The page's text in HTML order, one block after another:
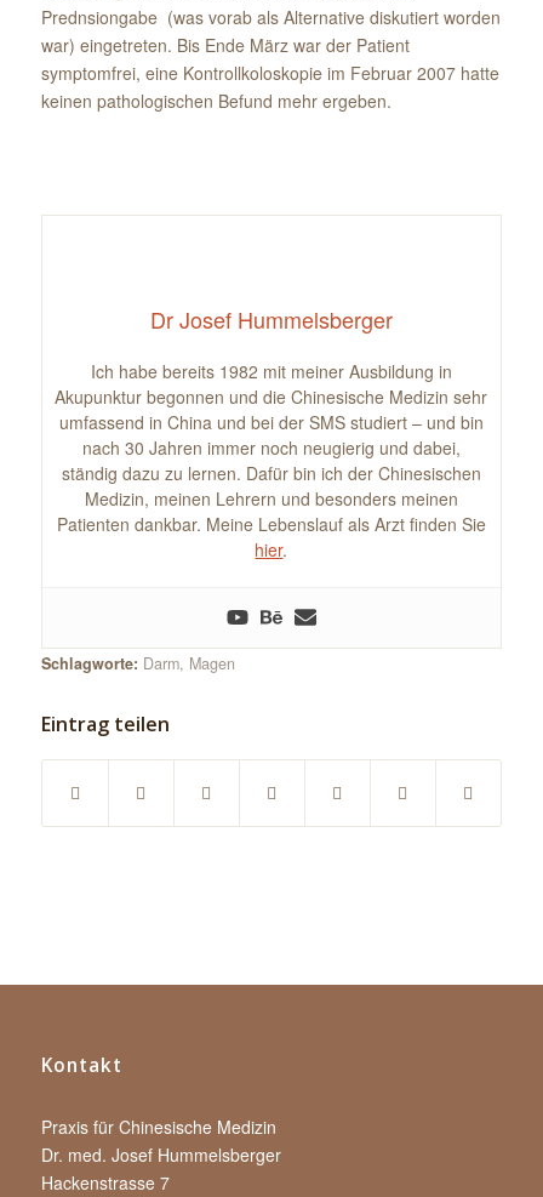
Prednsiongabe (was vorab als Alternative diskutiert worden
war) eingetreten. Bis Ende März war der Patient
symptomfrei, eine Kontrollkoloskopie im Februar 2007 hatte
keinen pathologischen Befund mehr ergeben.
Dr Josef Hummelsberger
Ich habe bereits 1982 mit meiner Ausbildung in
Akupunktur begonnen und die Chinesische Medizin sehr
umfassend in China und bei der SMS studiert – und bin
nach 30 Jahren immer noch neugierig und dabei,
ständig dazu zu lernen. Dafür bin ich der Chinesischen
Medizin, meinen Lehrern und besonders meinen
Patienten dankbar. Meine Lebenslauf als Arzt finden Sie
hier.
Schlagworte: Darm, Magen
Eintrag teilen
Kontakt
Praxis für Chinesische Medizin
Dr. med. Josef Hummelsberger
Hackenstrasse 7